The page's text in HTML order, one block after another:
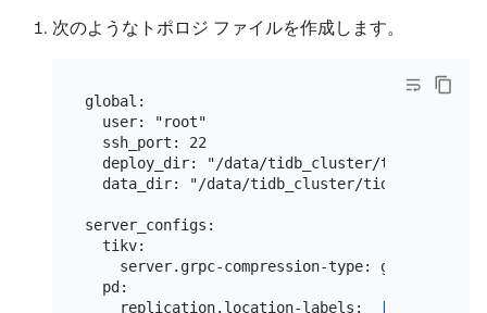
次のようなトポロジ ファイルを作成します。
global:
  user: "root"
  ssh_port: 22
  deploy_dir: "/data/tidb_cluster/tidb-deploy"
  data_dir: "/data/tidb_cluster/tidb-data"
server_configs:
  tikv:
    server.grpc-compression-type: gzip
  pd:
    replication.location-labels: